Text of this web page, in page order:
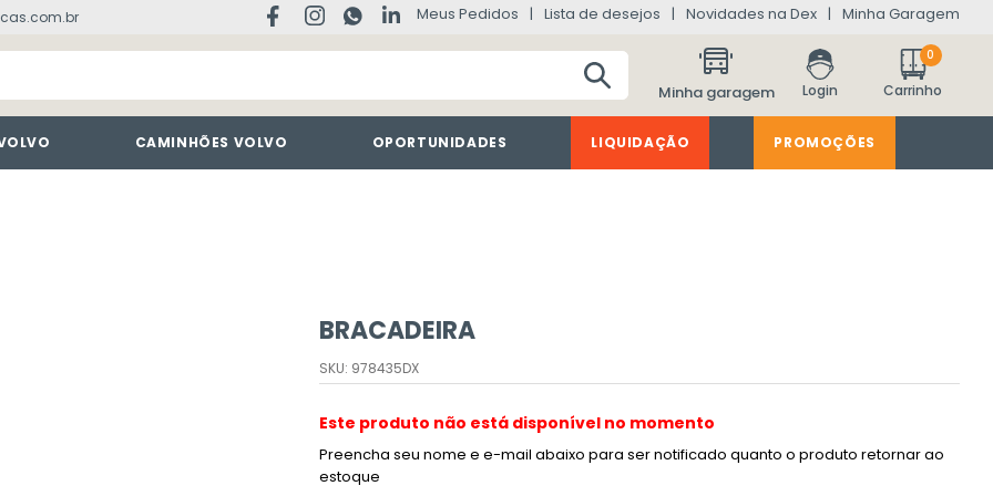
Meus Pedidos Lista de desejos Novidades na Dex Minha Garagem
Minha garagem
0
CAMINHÕES VOLVO OPORTUNIDADES LIQUIDAÇÃO PROMOÇÕES
BRACADEIRA
SKU: 978435DX
Este produto não está disponível no momento